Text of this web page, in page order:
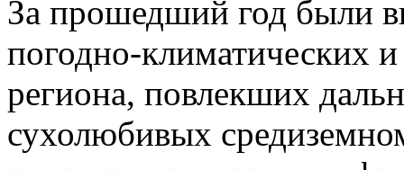
За прошедший год были
погодно-климатических
региона, повлекших
сухолюбивых